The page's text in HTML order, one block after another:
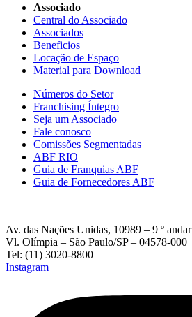
Associado
Central do Associado
Associados
Beneficios
Locação de Espaço
Material para Download
Números do Setor
Franchising Íntegro
Seja um Associado
Fale conosco
Comissões Segmentadas
ABF RIO
Guia de Franquias ABF
Guia de Fornecedores ABF
Av. das Nações Unidas, 10989 – 9 º andar
Vl. Olímpia – São Paulo/SP – 04578-000
Tel: (11) 3020-8800
Instagram